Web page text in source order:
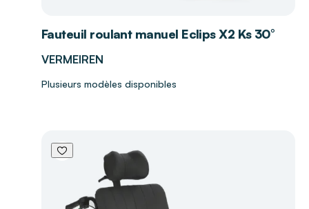
Fauteuil roulant manuel Eclips X2 Ks 30°
VERMEIREN
Plusieurs modèles disponibles